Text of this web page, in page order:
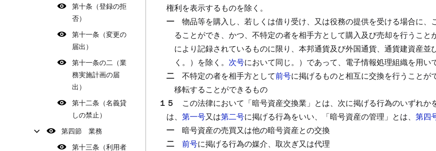
第十条（登録の拒
否）
第十一条（変更の
届出）
第十一条の二（業
務実施計画の届
出）
第十二条（名義貸
しの禁止）
第四節 業務
第十三条（利用者
権利を表示するものを除く。
一 物品等を購入し、若しくは借り受け、又は役務の提供を受ける場合に
ることができ、かつ、不特定の者を相手方として購入及び売却を行うこ
により記録されているものに限り、本邦通貨及び外国通貨、通貨建資産
く。）を除く。 次号において同じ。）であって、電子情報処理組織を用い
二 不特定の者を相手方として前号に掲げるものと相互に交換を行うこと
移転することができるもの
１５ この法律において「暗号資産交換業」とは、次に掲げる行為のいずれ
は、 第一号又は第二号に掲げる行為をいい、「暗号資産の管理」とは、 第四
一 暗号資産の売買又は他の暗号資産との交換
二 前号に掲げる行為の媒介、取次ぎ又は代理